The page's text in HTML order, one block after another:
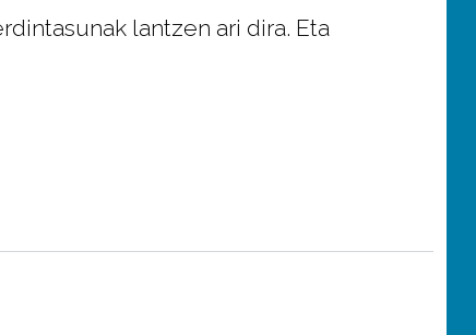
lantzen ari dira. Eta